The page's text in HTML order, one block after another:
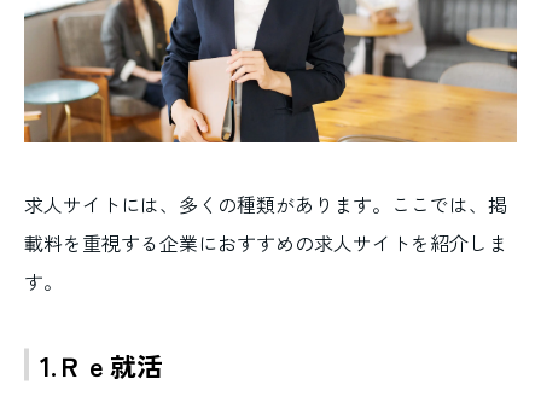
求人サイトには、多くの種類があります。ここでは、掲
載料を重視する企業におすすめの求人サイトを紹介しま
す。
1.Ｒｅ就活